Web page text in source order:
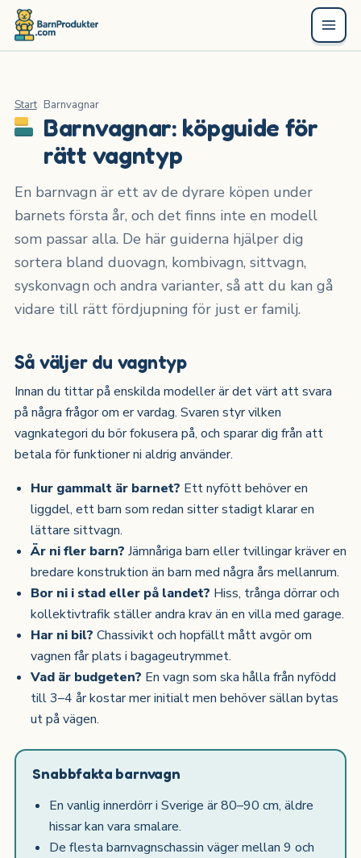
Start Barnvagnar
Barnvagnar: köpguide för
rätt vagntyp
En barnvagn är ett av de dyrare köpen under
barnets första år, och det finns inte en modell
som passar alla. De här guiderna hjälper dig
sortera bland duovagn, kombivagn, sittvagn,
syskonvagn och andra varianter, så att du kan gå
vidare till rätt fördjupning för just er familj.
Så väljer du vagntyp
Innan du tittar på enskilda modeller är det värt att svara
på några frågor om er vardag. Svaren styr vilken
vagnkategori du bör fokusera på, och sparar dig från att
betala för funktioner ni aldrig använder.
Hur gammalt är barnet? Ett nyfött behöver en
liggdel, ett barn som redan sitter stadigt klarar en
lättare sittvagn.
Är ni fler barn? Jämnåriga barn eller tvillingar kräver en
bredare konstruktion än barn med några års mellanrum.
Bor ni i stad eller på landet? Hiss, trånga dörrar och
kollektivtrafik ställer andra krav än en villa med garage.
Har ni bil? Chassivikt och hopfällt mått avgör om
vagnen får plats i bagageutrymmet.
Vad är budgeten? En vagn som ska hålla från nyfödd
till 3–4 år kostar mer initialt men behöver sällan bytas
ut på vägen.
Snabbfakta barnvagn
En vanlig innerdörr i Sverige är 80–90 cm, äldre
hissar kan vara smalare.
De flesta barnvagnschassin väger mellan 9 och